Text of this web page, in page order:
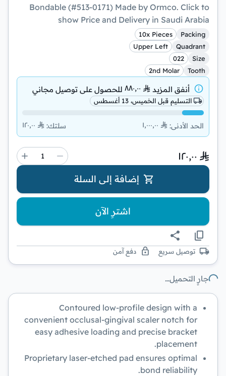
Bondable (#513-0171) Made by Ormco. Click to
show Price and Delivery in Saudi Arabia
Packing
10x Pieces
Quadrant
Upper Left
Size
022
Tooth
2nd Molar
أنفق المزيد ٨٨٠٫٠٠ للحصول على توصيل مجاني
التسليم قبل الخميس، 13 أغسطس
الحد الأدنى: ١٬٠٠٠٫٠٠ سلتك: ١٢٠٫٠٠
١٢٠٫٠٠
إضافة إلى السلة
اشترِ الآن
توصيل سريع دفع آمن
جارٍ التحميل…
Contoured low-profile design with a
convenient occlusal-gingival scaler notch for
easy adhesive loading and precise bracket
placement.
Proprietary laser-etched pad ensures optimal
bond reliability.